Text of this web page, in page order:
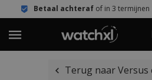
of in 3 termijnen
Terug naar Versus